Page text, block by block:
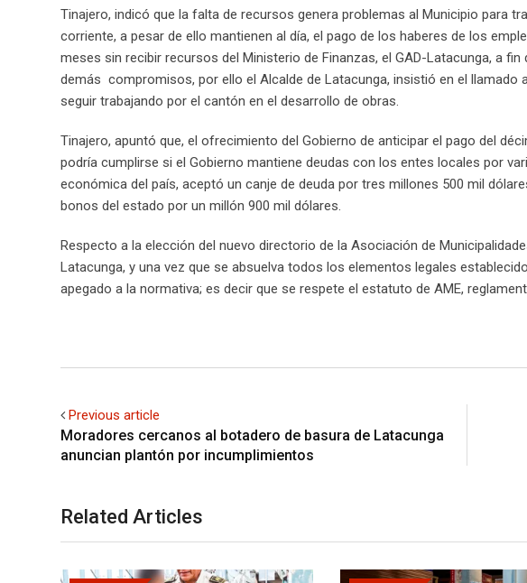
Tinajero, indicó que la falta de recursos genera problemas al Municipio para
corriente, a pesar de ello mantienen al día, el pago de los haberes de los
meses sin recibir recursos del Ministerio de Finanzas, el GAD-Latacunga, a
demás compromisos, por ello el Alcalde de Latacunga, insistió en el llamado
seguir trabajando por el cantón en el desarrollo de obras.
Tinajero, apuntó que, el ofrecimiento del Gobierno de anticipar el pago del
podría cumplirse si el Gobierno mantiene deudas con los entes locales por
económica del país, aceptó un canje de deuda por tres millones 500 mil
bonos del estado por un millón 900 mil dólares.
Respecto a la elección del nuevo directorio de la Asociación de
Latacunga, y una vez que se absuelva todos los elementos legales
apegado a la normativa; es decir que se respete el estatuto de AME,
Previous article
Moradores cercanos al botadero de basura de Latacunga
anuncian plantón por incumplimientos
Related Articles